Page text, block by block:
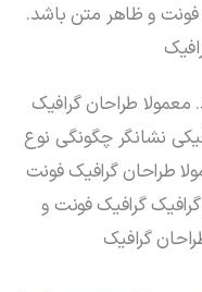
فونت و ظاهر متن باشد.
طراحان گرافیک
نشانگر چگونگی نوع
طراحان گرافیک فونت
گرافیک فونت و
گرافیک